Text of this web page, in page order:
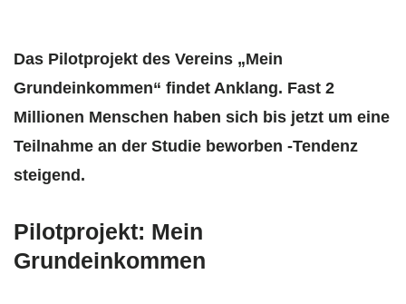
Das Pilotprojekt des Vereins „Mein
Grundeinkommen“ findet Anklang. Fast 2
Millionen Menschen haben sich bis jetzt um eine
Teilnahme an der Studie beworben -Tendenz
steigend.
Pilotprojekt: Mein
Grundeinkommen